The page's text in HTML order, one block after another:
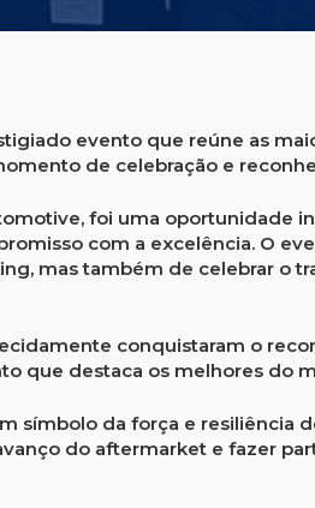
evento que reúne as
de celebração e
foi uma oportunidade
com a excelência. O
mas também de celebrar o
conquistaram o
que destaca os melhores do
símbolo da força e resiliência
do aftermarket e fazer